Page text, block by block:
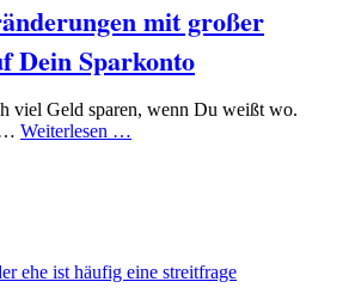
mit großer
Dein Sparkonto
viel Geld sparen, wenn Du weißt wo.
… Weiterlesen …